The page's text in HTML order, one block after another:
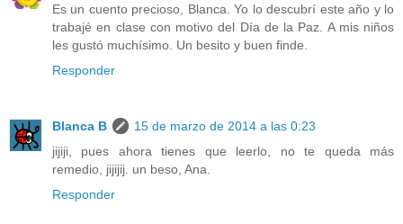
Es un cuento precioso, Blanca. Yo lo descubrí este año y lo
trabajé en clase con motivo del Día de la Paz. A mis niños
les gustó muchísimo. Un besito y buen finde.
Responder
Blanca B
15 de marzo de 2014 a las 0:23
jijiji, pues ahora tienes que leerlo, no te queda más
remedio, jijijij. un beso, Ana.
Responder